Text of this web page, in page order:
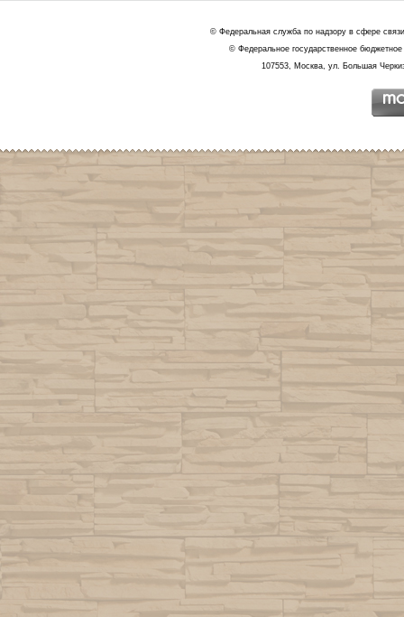
© Федеральная служба по надзору в сфере
© Федеральное государственное
107553, Москва, ул. Большая